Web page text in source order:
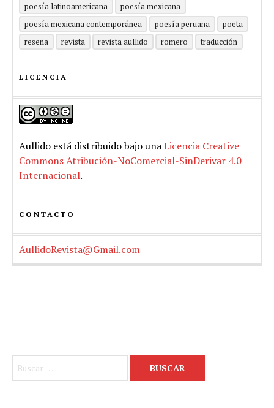
poesía latinoamericana
poesía mexicana
poesía mexicana contemporánea
poesía peruana
poeta
reseña
revista revista aullido romero traducción
LICENCIA
Aullido está distribuido bajo unaLicencia Creative
Commons Atribución-NoComercial-SinDerivar 4.0
Internacional.
CONTACTO
AullidoRevista@Gmail.com